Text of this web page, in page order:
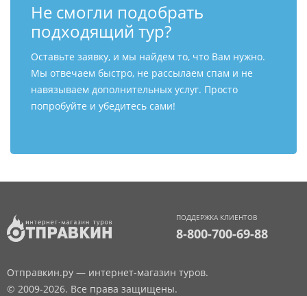
Не смогли подобрать
подходящий тур?
Оставьте заявку, и мы найдем то, что Вам нужно.
Мы отвечаем быстро, не рассылаем спам и не
навязываем дополнительных услуг. Просто
попробуйте и убедитесь сами!
ПОДДЕРЖКА КЛИЕНТОВ
8-800-700-69-88
Отправкин.ру — интернет-магазин туров.
© 2009-2026. Все права защищены.